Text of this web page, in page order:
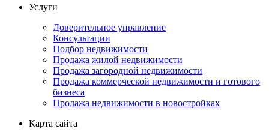
Услуги
Доверительное управление
Консультации
Подбор недвижимости
Продажа жилой недвижимости
Продажа загородной недвижимости
Продажа коммерческой недвижимости и готового
бизнеса
Продажа недвижимости в новостройках
Карта сайта